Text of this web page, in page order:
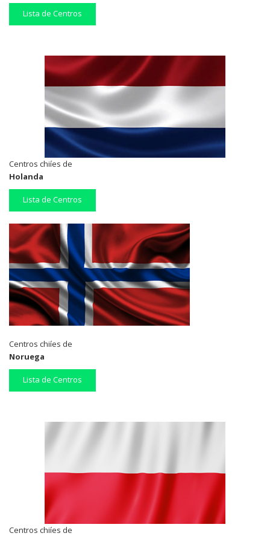
Lista de Centros
Centros chiíes de
Holanda
Lista de Centros
Centros chiíes de
Noruega
Lista de Centros
Centros chiíes de